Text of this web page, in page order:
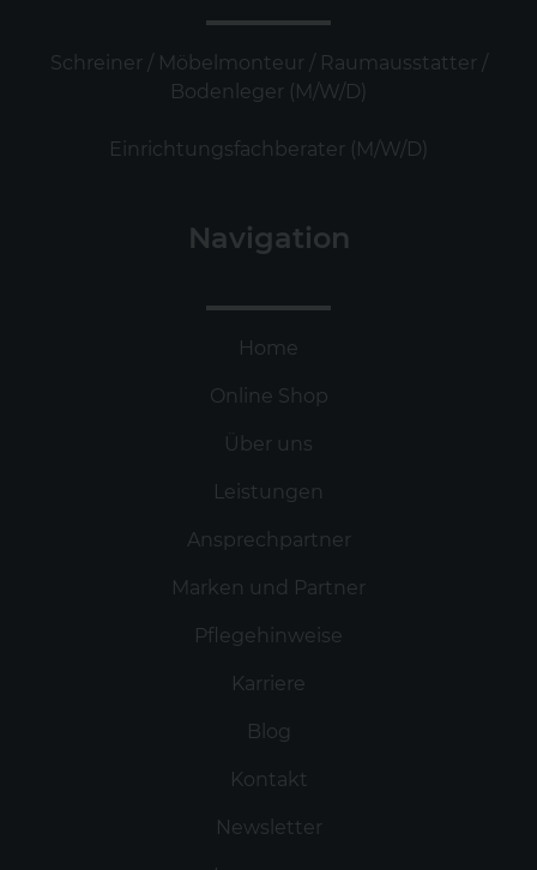
Schreiner / Möbelmonteur / Raumausstatter /
Bodenleger (M/W/D)
Einrichtungsfachberater (M/W/D)
Navigation
Home
Online Shop
Über uns
Leistungen
Ansprechpartner
Marken und Partner
Pflegehinweise
Karriere
Blog
Kontakt
Newsletter